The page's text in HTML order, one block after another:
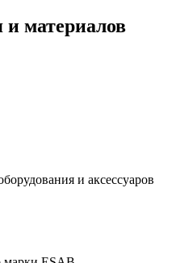
и материалов
и аксессуаров